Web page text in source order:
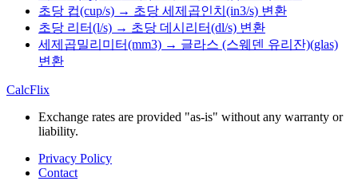
초당 컵(cup/s) → 초당 세제곱인치(in3/s) 변환
초당 리터(l/s) → 초당 데시리터(dl/s) 변환
세제곱밀리미터(mm3) → 글라스 (스웨덴 유리잔)(glas)
변환
CalcFlix
Exchange rates are provided "as-is" without any warranty or
liability.
Privacy Policy
Contact